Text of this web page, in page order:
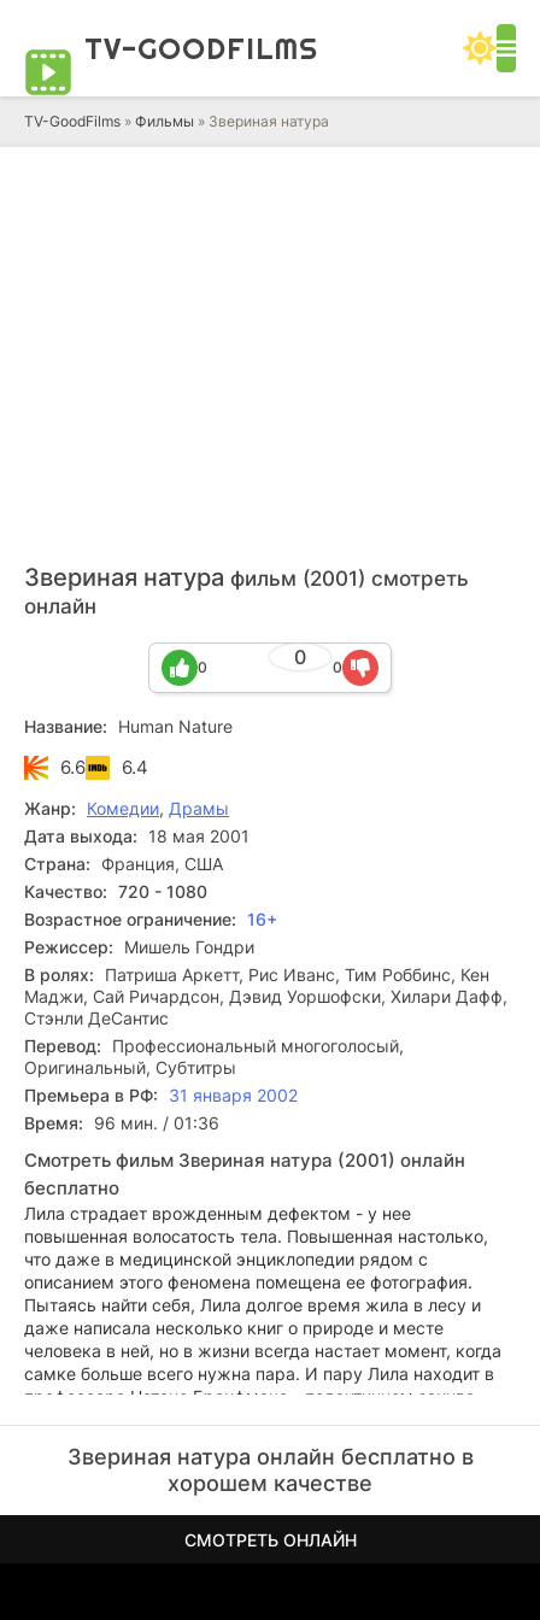
TV-GOODFILMS
TV-GoodFilms » Фильмы » Звериная натура
Звериная натура фильм (2001) смотреть
онлайн
0
0 0
Название: Human Nature
6.6 6.4
Жанр: Комедии, Драмы
Дата выхода:
18 мая 2001
Страна:
Франция, США
Качество: 720 - 1080
Возрастное ограничение: 16+
Режиссер:
Мишель Гондри
В ролях:
Патриша Аркетт, Рис Иванс, Тим Роббинс, Кен
Маджи, Сай Ричардсон, Дэвид Уоршофски, Хилари Дафф,
Стэнли ДеСантис
Перевод:
Профессиональный многоголосый,
Оригинальный, Субтитры
Премьера в РФ:
31 января 2002
Время:
96 мин. / 01:36
Смотреть фильм Звериная натура (2001) онлайн
бесплатно
Лила страдает врожденным дефектом - у нее
повышенная волосатость тела. Повышенная настолько,
что даже в медицинской энциклопедии рядом с
описанием этого феномена помещена ее фотография.
Пытаясь найти себя, Лила долгое время жила в лесу и
даже написала несколько книг о природе и месте
человека в ней, но в жизни всегда настает момент, когда
самке больше всего нужна пара. И пару Лила находит в
профессоре Натане Бронфмане - педантичном зануде,
натыкаются на дикаря, воспитанного человеком,
считавшим себя обезьяной. Натан видит в этом
возможность проиллюстрировать свою теорию обучения
существ, но самого Паффа, как он окрестил находку,
Звериная натура онлайн бесплатно в
хорошем качестве
СМОТРЕТЬ ОНЛАЙН